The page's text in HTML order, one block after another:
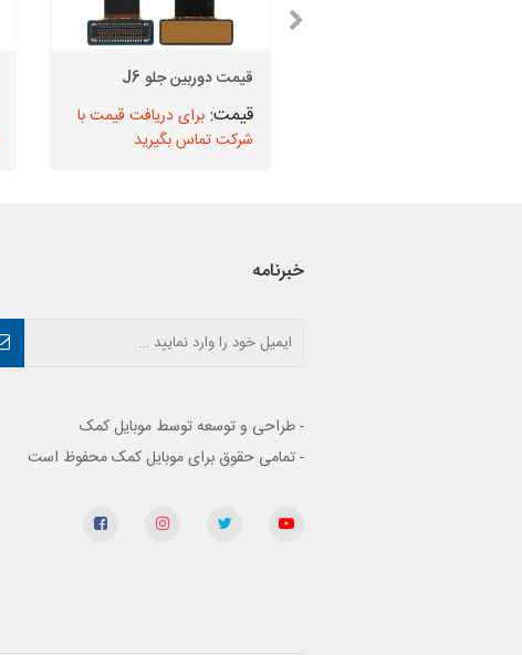
قیمت دوربین جلو J6
برای دریافت قیمت با
شرکت تماس بگیرید
خبرنامه
- طراحی و توسعه توسط موبایل کمک
- تمامی حقوق برای موبایل کمک محفوظ است